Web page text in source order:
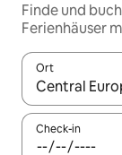
Finde und
Ferienhäuser
Ort
Wenn
Check-in